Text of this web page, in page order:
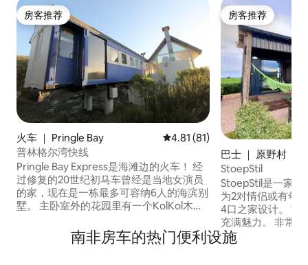
房客推荐
房客推荐
火车 ｜ Pringle Bay 平均评分 4.81 分（满分 5 分）
4.81 (81)
普林格尔湾快线
Pringle Bay Express是海滩边的火车！ 经
过修复的20世纪初马车曾经是当地女演员
的家，现在是一栋最多可容纳6人的海滨别
墅。 主卧室外的花园里有一个KolKol木柴
常好！ 步行3分钟即可到达原始的主海滩，
那里有1公里的白色沙滩可供步行和游泳，
房客推荐
房客推荐
巴士 ｜ 原野村
StoepStil
StoepStil是一家2
为2对情侣或有年
4口之家设计。 它
充满魅力。 非常适合热爱户外活动和冒险
的人。 在这个单
（庭院）--中央空
南非房车的热门便利设施